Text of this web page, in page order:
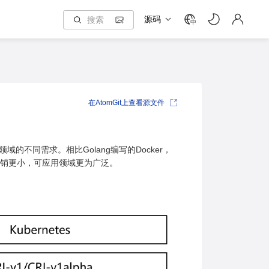
源码 中
的不同需求。相比Golang编写的Docker，
更小，可应用领域更为广泛。
在AtomGit上查看源文件